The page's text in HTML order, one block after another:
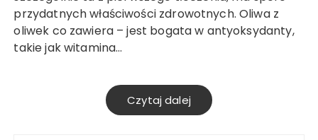
przydatnych właściwości zdrowotnych. Oliwa z
oliwek co zawiera – jest bogata w antyoksydanty,
takie jak witamina…
Czytaj dalej